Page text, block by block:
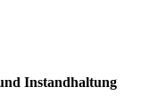
Instandhaltung